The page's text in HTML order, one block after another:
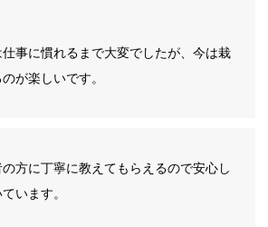
事に慣れるまで大変でしたが、今は栽
が楽しいです。
方に丁寧に教えてもらえるので安心し
います。